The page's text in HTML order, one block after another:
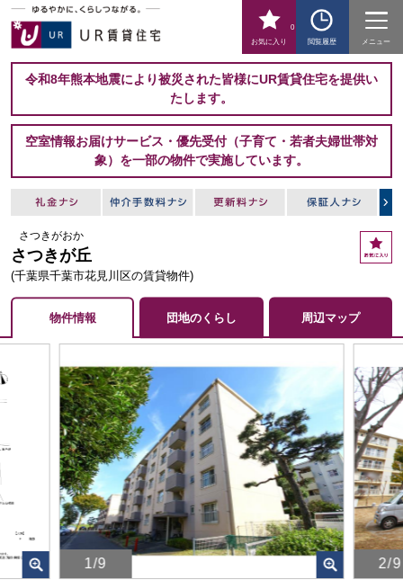
お気に入り
0
閲覧履歴
メニュー
令和8年熊本地震により被災された皆様にUR賃貸住宅を提供い
たします。
空室情報お届けサービス・優先受付（子育て・若者夫婦世帯対
象）を一部の物件で実施しています。
さつきがおか
さつきが丘
(千葉県千葉市花見川区の賃貸物件)
お
気
物件情報 団地のくらし 周辺マップ
1/9 2/9